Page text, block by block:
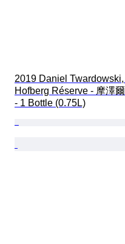
2019 Daniel Twardowski,
Hofberg Réserve - 摩澤爾
- 1 Bottle (0.75L)